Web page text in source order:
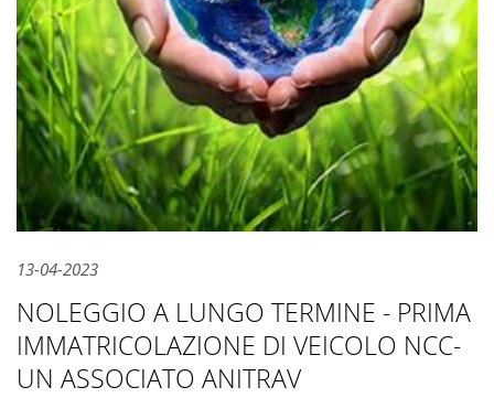
13-04-2023
NOLEGGIO A LUNGO TERMINE - PRIMA
IMMATRICOLAZIONE DI VEICOLO NCC-
UN ASSOCIATO ANITRAV